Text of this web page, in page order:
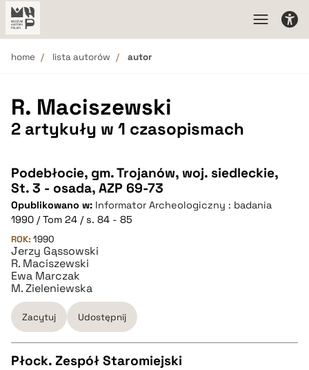
home lista autorów autor
R. Maciszewski
2 artykuły w 1 czasopismach
Podebłocie, gm. Trojanów, woj. siedleckie,
St. 3 - osada, AZP 69-73
Opublikowano w: Informator Archeologiczny : badania
1990 / Tom 24 / s. 84 - 85
ROK: 1990
Jerzy Gąssowski
R. Maciszewski
Ewa Marczak
M. Zieleniewska
Zacytuj Udostępnij
Płock. Zespół Staromiejski